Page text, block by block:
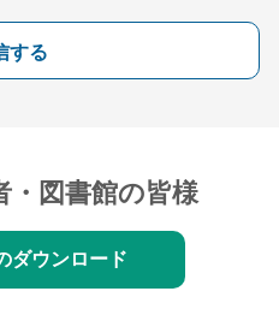
する
・図書館の皆様
ダウンロード